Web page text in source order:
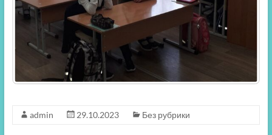
admin 29.10.2023 Без рубрики